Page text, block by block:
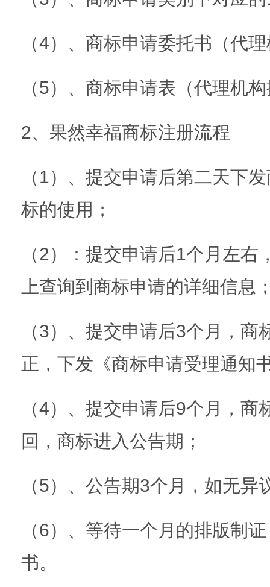
（4）、商标申请委托书（代
（5）、商标申请表（代理机
2、果然幸福商标注册流程
（1）、提交申请后第二天下
标的使用；
（2）：提交申请后1个月左
上查询到商标申请的详细信息
（3）、提交申请后3个月，
正，下发《商标申请受理通知
（4）、提交申请后9个月，
回，商标进入公告期；
（5）、公告期3个月，如无
（6）、等待一个月的排版制
书。